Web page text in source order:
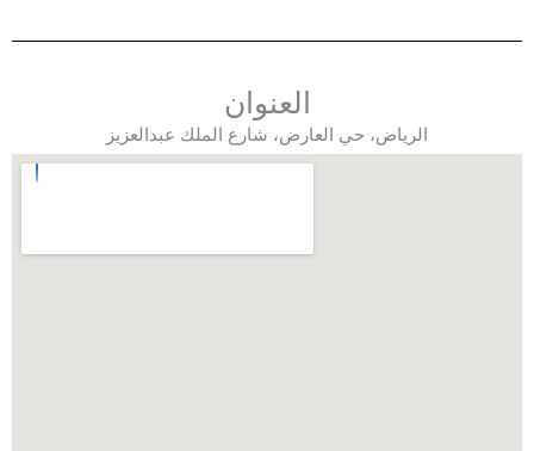
العنوان
الرياض، حي العارض، شارع الملك عبدالعزيز